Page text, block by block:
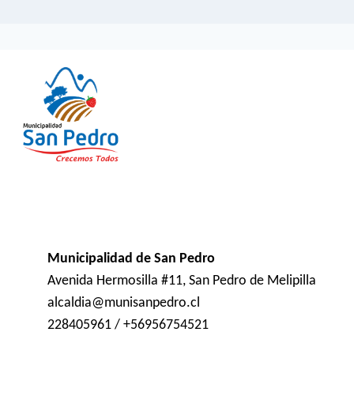
Municipalidad de San Pedro
Avenida Hermosilla #11, San Pedro de Melipilla
alcaldia@munisanpedro.cl
228405961 / +56956754521